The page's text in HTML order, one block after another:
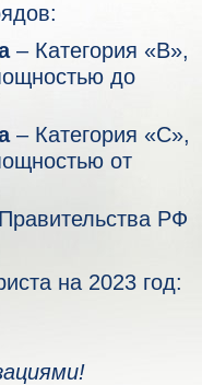
– Категория «B»,
до
– Категория «С»,
от
РФ
на 2023 год: